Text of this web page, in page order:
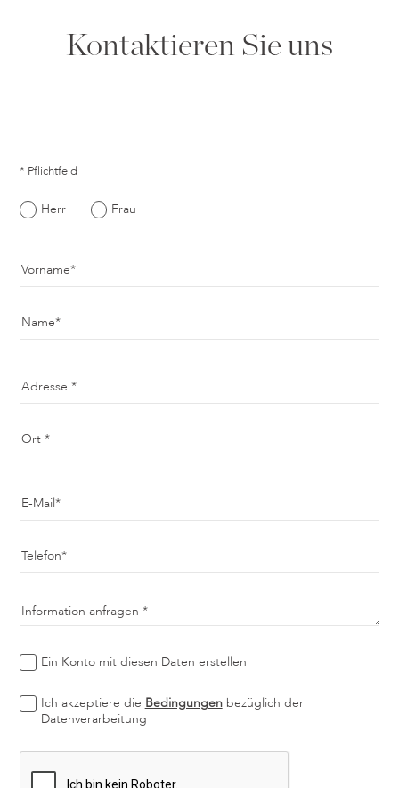
Kontaktieren Sie uns
* Pflichtfeld
Herr Frau
Vorname
Name
Adresse
Ort
E-Mail
Telefon
Information anfragen
Ein Konto mit diesen Daten erstellen
Ich akzeptiere die Bedingungenbezüglich der
Datenverarbeitung